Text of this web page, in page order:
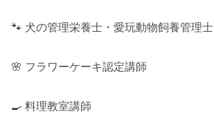
🐾 犬の管理栄養士・愛玩動物飼養管理士
🌸 フラワーケーキ認定講師
🍳 料理教室講師